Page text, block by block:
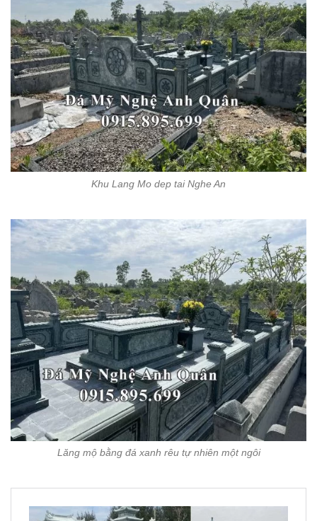
Khu Lang Mo dep tai Nghe An
Lăng mộ bằng đá xanh rêu tự nhiên một ngôi